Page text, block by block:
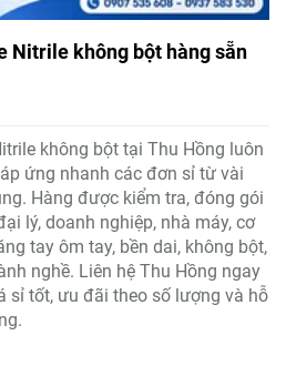
Nitrile không bột hàng sẵn
không bột tại Thu Hồng luôn
ứng nhanh các đơn sỉ từ vài
Hàng được kiểm tra, đóng gói
lý, doanh nghiệp, nhà máy, cơ
tay ôm tay, bền dai, không bột,
nghề. Liên hệ Thu Hồng ngay
sỉ tốt, ưu đãi theo số lượng và hỗ